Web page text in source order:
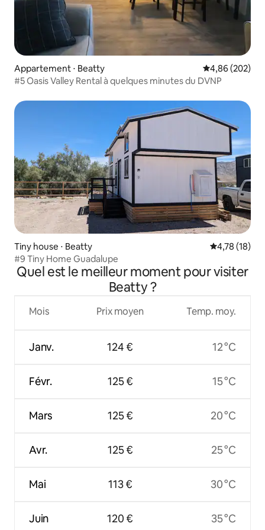
Appartement ⋅ Beatty Évaluation
4,86 (202)
#5 Oasis Valley Rental à quelques minutes du DVNP
Tiny house ⋅ Beatty Évaluation
4,78 (18)
#9 Tiny Home Guadalupe
Quel est le meilleur moment pour visiter
Beatty ?
Mois
Janv.
Févr.
Mars
Avr.
Mai
Juin
Prix moyen
124 €
125 €
125 €
125 €
113 €
120 €
Temp. moy.
12 °C
15 °C
20 °C
25 °C
30 °C
35 °C